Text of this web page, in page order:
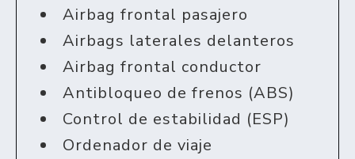
Airbag frontal pasajero
Airbags laterales delanteros
Airbag frontal conductor
Antibloqueo de frenos (ABS)
Control de estabilidad (ESP)
Ordenador de viaje